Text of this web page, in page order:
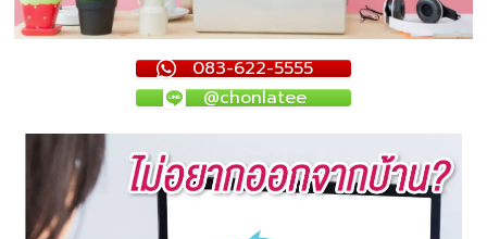
083-622-5555
@chonlatee